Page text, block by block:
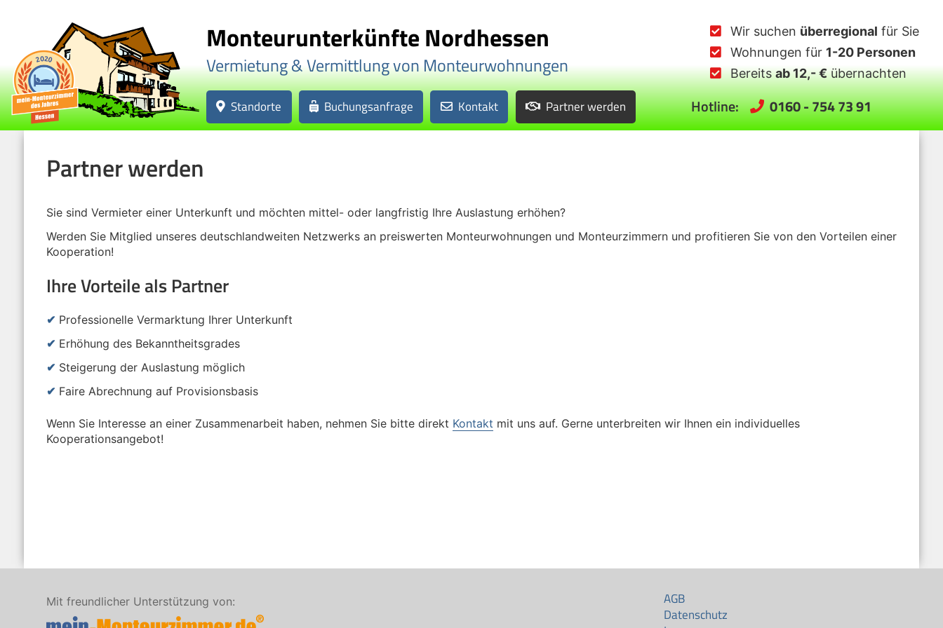
Monteurunterkünfte Nordhessen
Vermietung & Vermittlung von Monteurwohnungen
Standorte Buchungsanfrage Kontakt Partner werden Hotline: 0160 - 754 73 91
Wir suchen überregional für Sie
Wohnungen für 1-20 Personen
Bereitsab 12,- €übernachten
Partner werden
Sie sind Vermieter einer Unterkunft und möchten mittel- oder langfristig Ihre Auslastung erhöhen?
Werden Sie Mitglied unseres deutschlandweiten Netzwerks an preiswerten Monteurwohnungen und Monteurzimmern und profitieren Sie von den Vorteilen einer
Kooperation!
Ihre Vorteile als Partner
Professionelle Vermarktung Ihrer Unterkunft
Erhöhung des Bekanntheitsgrades
Steigerung der Auslastung möglich
Faire Abrechnung auf Provisionsbasis
Wenn Sie Interesse an einer Zusammenarbeit haben, nehmen Sie bitte direkt Kontakt mit uns auf. Gerne unterbreiten wir Ihnen ein individuelles
Kooperationsangebot!
Mit freundlicher Unterstützung von:
AGB
Datenschutz